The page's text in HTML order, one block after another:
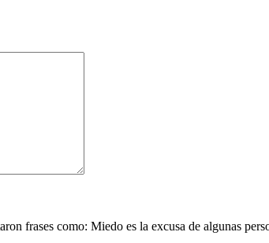
frases como: Miedo es la excusa de algunas